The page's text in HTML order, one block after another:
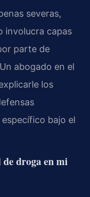
severas,
involucra capas
parte de
abogado en el
los
bajo el
droga en mi